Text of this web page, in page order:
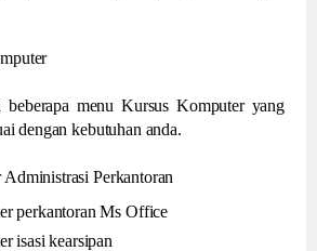
menu Kursus Komputer yang
dengan kebutuhan anda.
Perkantoran
perkantoran Ms Office
isasi kearsipan